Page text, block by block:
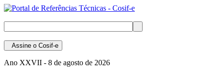
Assine o Cosif-e
Ano XXVII - 8 de agosto de 2026